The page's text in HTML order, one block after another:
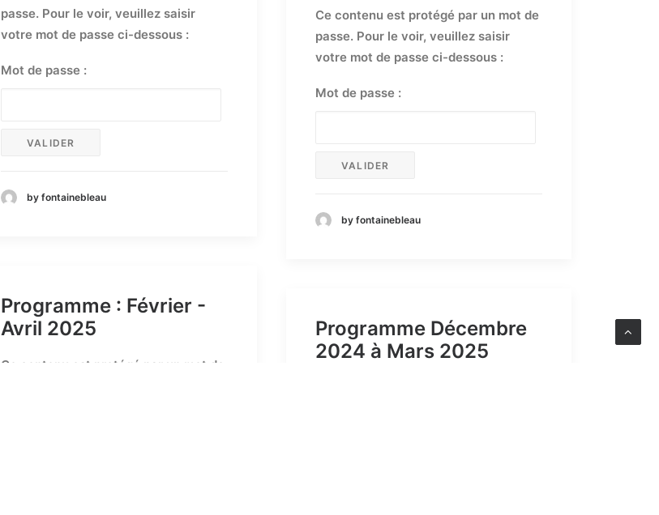
passe. Pour le voir, veuillez saisir
votre mot de passe ci-dessous :
Mot de passe :
by fontainebleau
Ce contenu est protégé par un mot de
passe. Pour le voir, veuillez saisir
votre mot de passe ci-dessous :
Mot de passe :
by fontainebleau
Programme : Février -
Avril 2025
Ce contenu est protégé par un mot de
Programme Décembre
2024 à Mars 2025